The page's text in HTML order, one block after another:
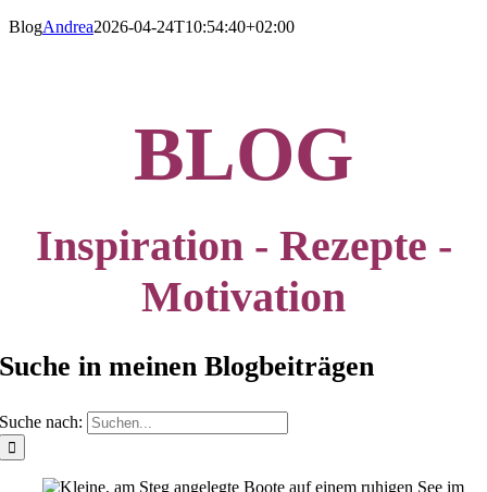
BlogAndrea2026-04-24T10:54:40+02:00
BLOG
Inspiration - Rezepte -
Motivation
Suche in meinen Blogbeiträgen
Suche nach: